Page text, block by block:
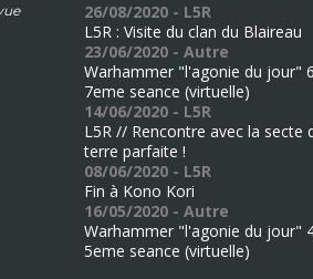
26/08/2020 - L5R
L5R : Visite du clan du Blaireau
23/06/2020 - Autre
Warhammer "l'agonie du jour"
7eme seance (virtuelle)
14/06/2020 - L5R
L5R // Rencontre avec la secte
terre parfaite !
08/06/2020 - L5R
Fin à Kono Kori
16/05/2020 - Autre
Warhammer "l'agonie du jour"
5eme seance (virtuelle)